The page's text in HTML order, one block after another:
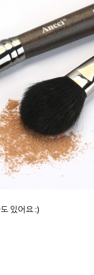
있어요 :)